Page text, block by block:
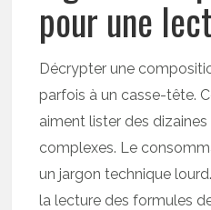
pour une
Décrypter une
parfois à un casse-tête.
aiment lister des
complexes. Le
un jargon technique
la lecture des formules